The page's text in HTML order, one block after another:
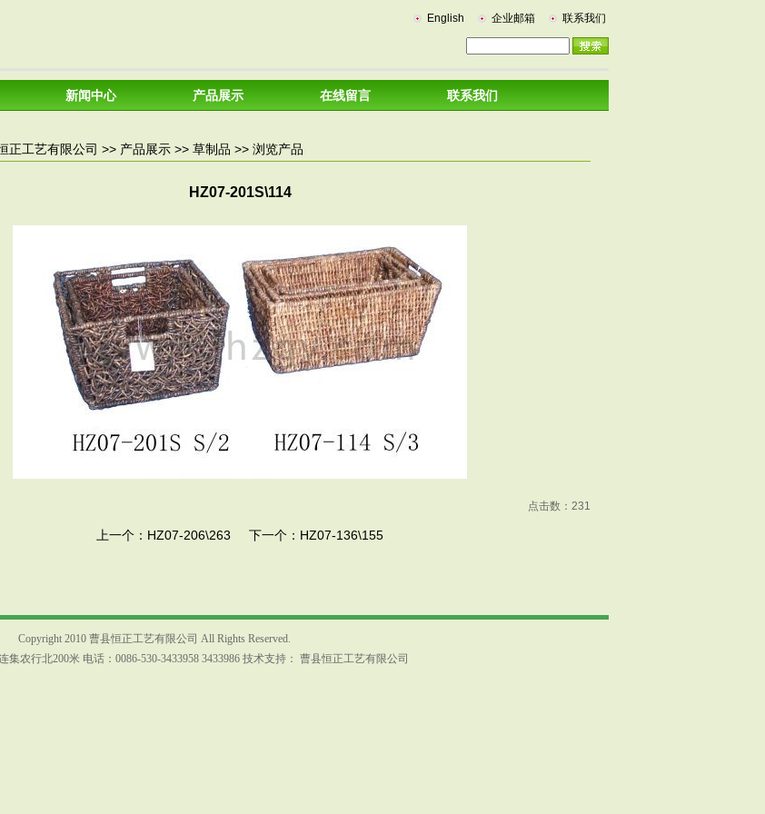
English 企业邮箱 联系我们
新闻中心 产品展示 在线留言 联系我们
正工艺有限公司 >> 产品展示 >> 草制品 >> 浏览产品
HZ07-201S\114
点击数： 231
上一个： HZ07-206\263 下一个： HZ07-136\155
Copyright 2010 曹县恒正工艺有限公司 All Rights Reserved.
农行北200米 电话：0086-530-3433958 3433986 技术支持： 曹县恒正工艺有限公司